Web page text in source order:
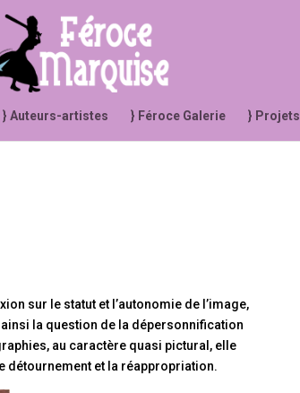
} Auteurs-artistes } Féroce Galerie } Projets
sur le statut et l’autonomie de l’image,
la question de la dépersonnification
au caractère quasi pictural, elle
détournement et la réappropriation.